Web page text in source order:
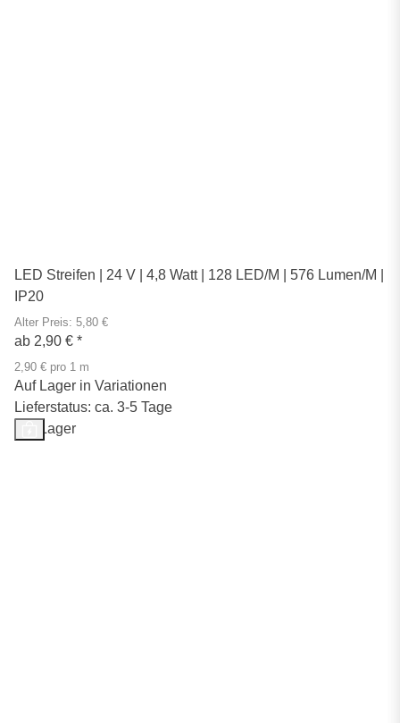
LED Streifen | 24 V | 4,8 Watt | 128 LED/M | 576 Lumen/M |
IP20
Alter Preis: 5,80 €
ab 2,90 € *
2,90 € pro 1 m
Auf Lager in Variationen
Lieferstatus: ca. 3-5 Tage
Auf Lager